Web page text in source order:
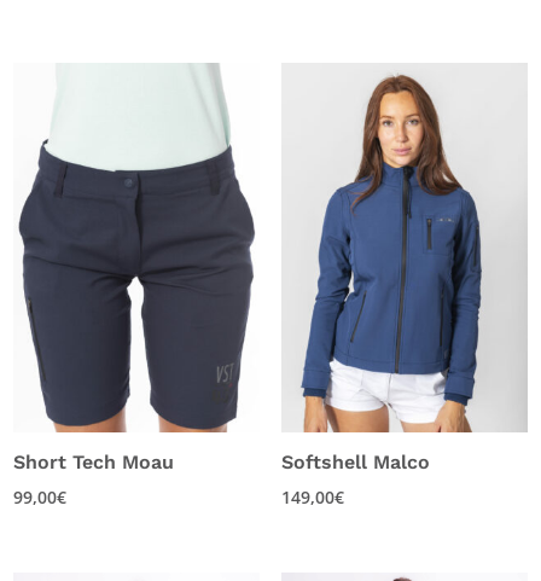
Short Tech Moau
99,00€
Softshell Malco
149,00€